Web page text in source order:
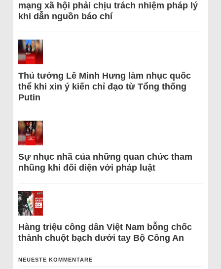
mạng xã hội phải chịu trách nhiệm pháp lý
khi dẫn nguồn báo chí
Thủ tướng Lê Minh Hưng làm nhục quốc
thể khi xin ý kiến chỉ đạo từ Tổng thống
Putin
Sự nhục nhã của những quan chức tham
nhũng khi đối diện với pháp luật
Hàng triệu công dân Việt Nam bỗng chốc
thành chuột bạch dưới tay Bộ Công An
NEUESTE KOMMENTARE